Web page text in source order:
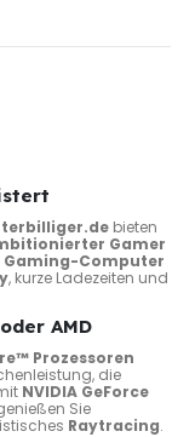
bieten
Gamer
Gaming-Computer
, kurze Ladezeiten und
AMD
Prozessoren
die
NVIDIA GeForce
Sie
Raytracing.